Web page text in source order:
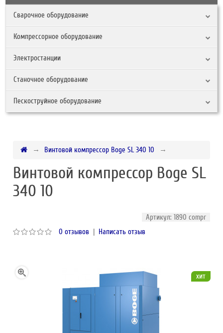
Сварочное оборудование
Компрессорное оборудование
Электростанции
Станочное оборудование
Пескоструйное оборудование
Винтовой компрессор Boge SL 340 10
Винтовой компрессор Boge SL
340 10
Артикул: 1890 compr
0 отзывов | Написать отзыв
хит